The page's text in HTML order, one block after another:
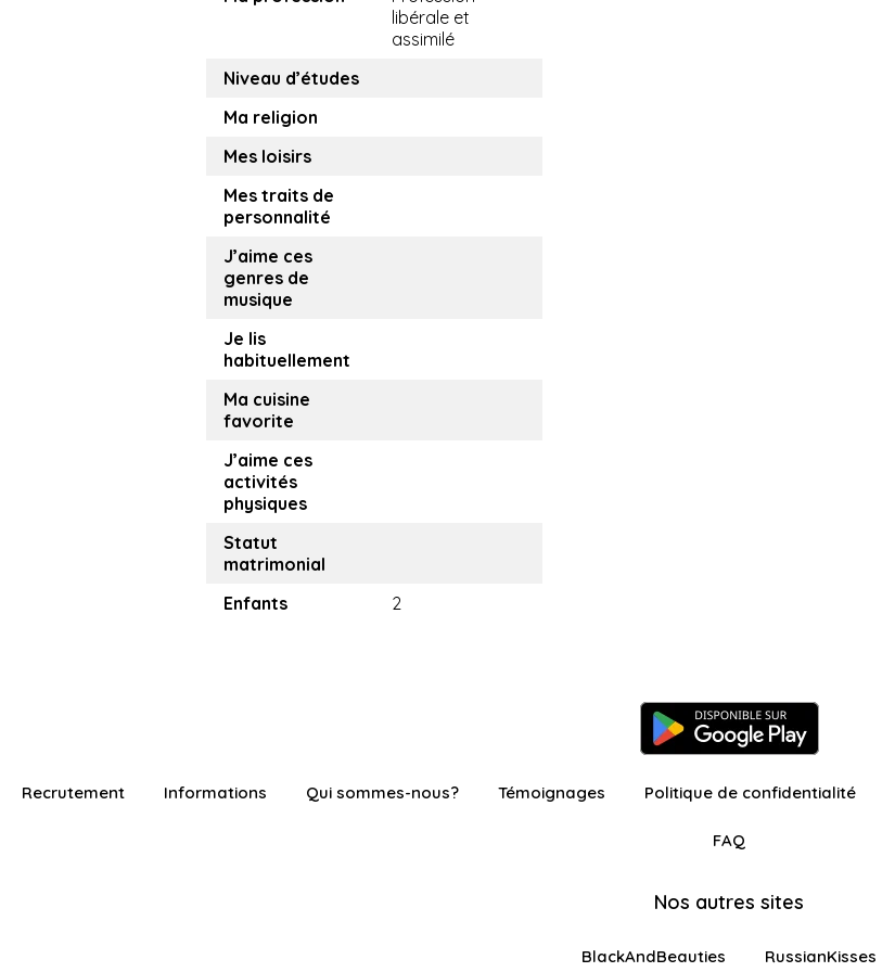
libérale et
assimilé
Niveau d’études
Ma religion
Mes loisirs
Mes traits de
personnalité
J’aime ces
genres de
musique
Je lis
habituellement
Ma cuisine
favorite
J’aime ces
activités
physiques
Statut
matrimonial
Enfants
2
Recrutement Informations Qui sommes-nous? Témoignages Politique de confidentialité
FAQ
Nos autres sites
BlackAndBeauties RussianKisses